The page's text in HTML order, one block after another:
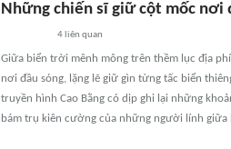
Những chiến sĩ giữ cột mốc nơi
4liên quan
Giữa biển trời mênh mông trên thềm lục địa
nơi đầu sóng, lặng lẽ giữ gìn từng tấc biển
truyền hình Cao Bằng có dịp ghi lại những
bám trụ kiên cường của những người lính giữa